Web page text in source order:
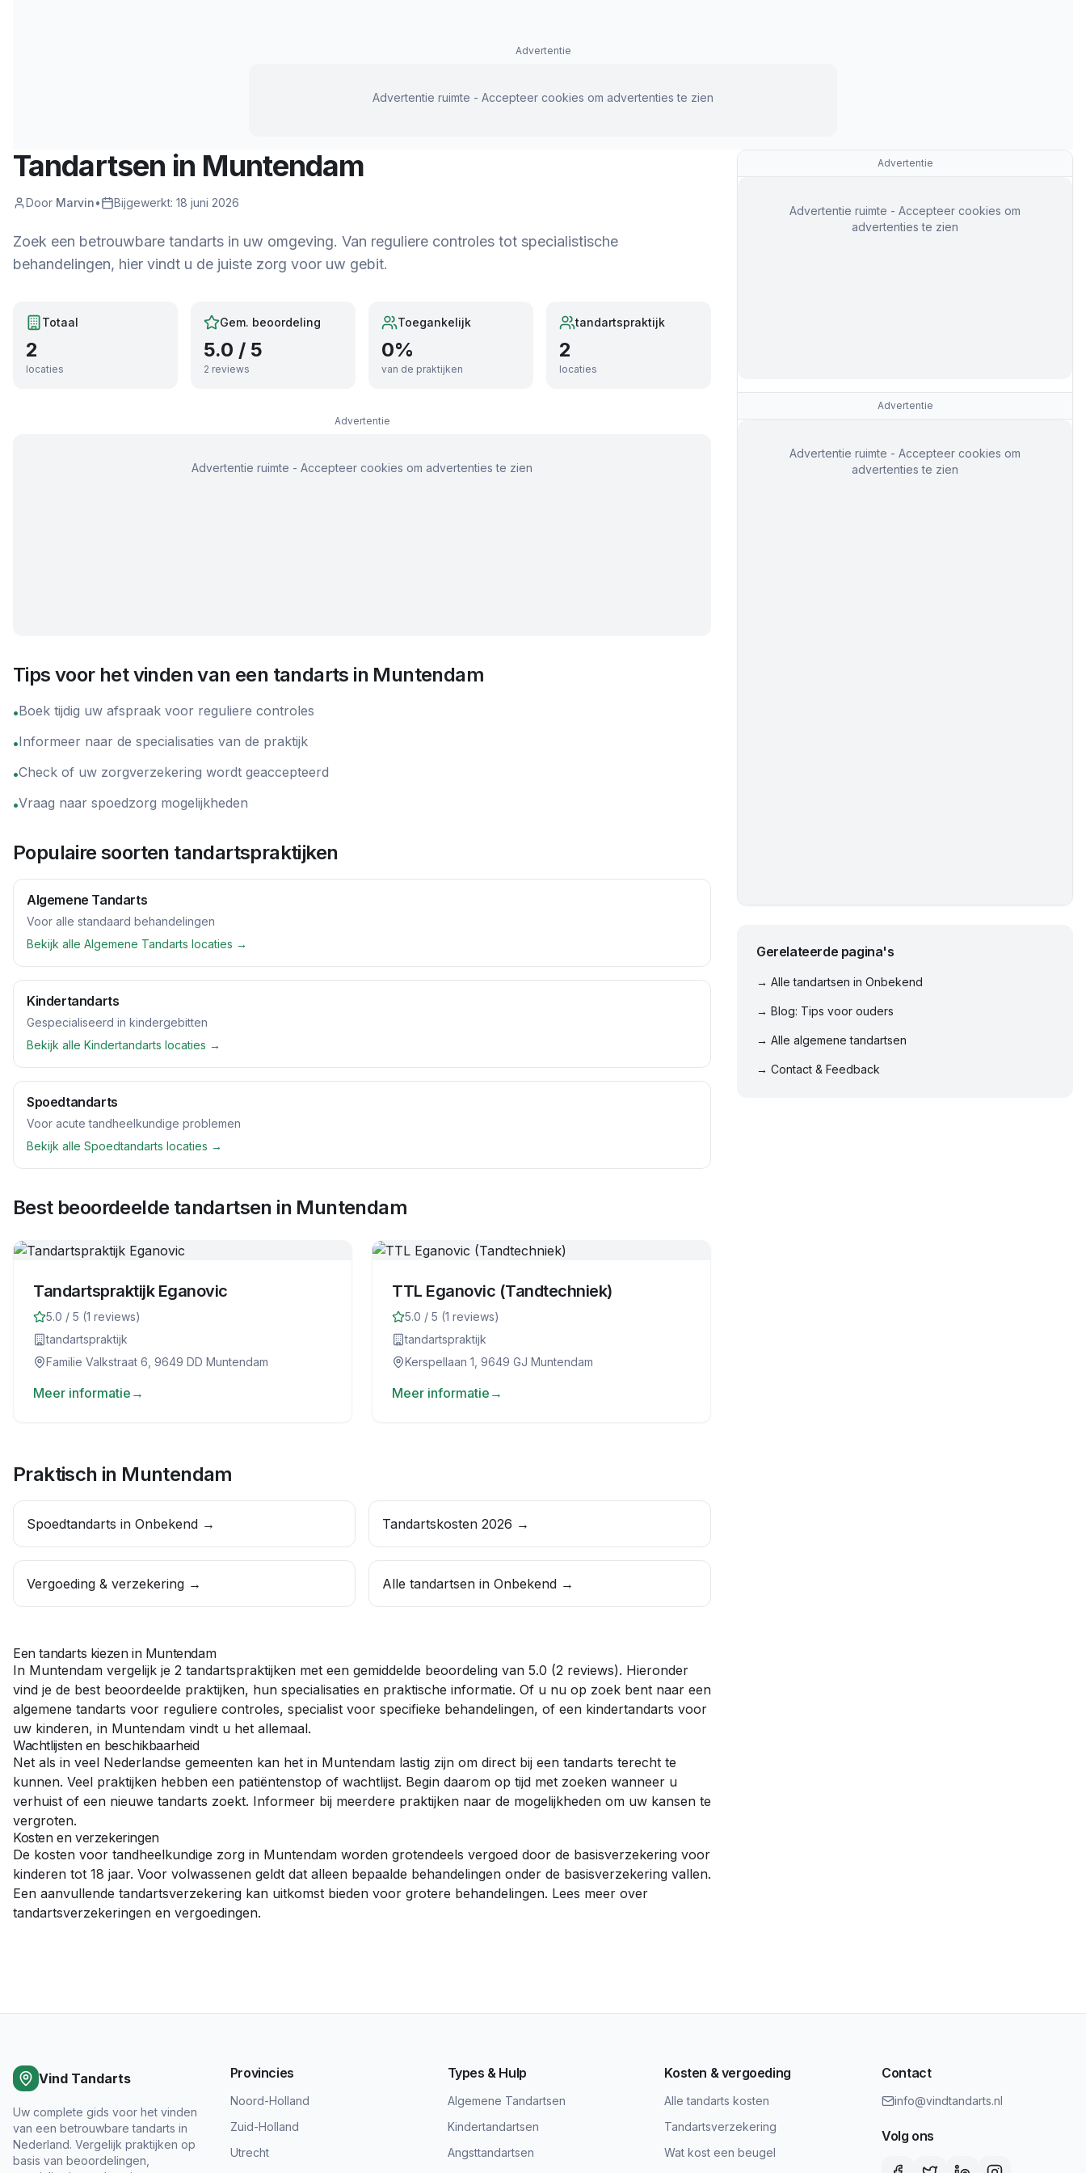
Advertentie
Advertentie ruimte - Accepteer cookies om advertenties te zien
Tandartsen in Muntendam
Door Marvin• Bijgewerkt: 18 juni 2026
Zoek een betrouwbare tandarts in uw omgeving. Van reguliere controles tot specialistische
behandelingen, hier vindt u de juiste zorg voor uw gebit.
Totaal
2
locaties
Gem. beoordeling
5.0 / 5
2 reviews
Toegankelijk
0%
van de praktijken
tandartspraktijk
2
locaties
Advertentie
Advertentie ruimte - Accepteer cookies om advertenties te zien
Tips voor het vinden van een tandarts in Muntendam
•Boek tijdig uw afspraak voor reguliere controles
•Informeer naar de specialisaties van de praktijk
•Check of uw zorgverzekering wordt geaccepteerd
•Vraag naar spoedzorg mogelijkheden
Populaire soorten tandartspraktijken
Algemene Tandarts
Voor alle standaard behandelingen
Bekijk alle Algemene Tandarts locaties →
Kindertandarts
Gespecialiseerd in kindergebitten
Bekijk alle Kindertandarts locaties →
Spoedtandarts
Voor acute tandheelkundige problemen
Bekijk alle Spoedtandarts locaties →
Best beoordeelde tandartsen in Muntendam
Tandartspraktijk Eganovic
5.0 / 5 (1 reviews)
tandartspraktijk
Familie Valkstraat 6, 9649 DD Muntendam
Meer informatie →
TTL Eganovic (Tandtechniek)
5.0 / 5 (1 reviews)
tandartspraktijk
Kerspellaan 1, 9649 GJ Muntendam
Meer informatie →
Praktisch in Muntendam
Spoedtandarts in Onbekend → Tandartskosten 2026 →
Vergoeding & verzekering → Alle tandartsen in Onbekend →
Een tandarts kiezen in Muntendam
In Muntendam vergelijk je 2 tandartspraktijken met een gemiddelde beoordeling van 5.0 (2 reviews). Hieronder
vind je de best beoordeelde praktijken, hun specialisaties en praktische informatie. Of u nu op zoek bent naar een
algemene tandarts voor reguliere controles, specialist voor specifieke behandelingen, of een kindertandarts voor
uw kinderen, in Muntendam vindt u het allemaal.
Wachtlijsten en beschikbaarheid
Net als in veel Nederlandse gemeenten kan het in Muntendam lastig zijn om direct bij een tandarts terecht te
kunnen. Veel praktijken hebben een patiëntenstop of wachtlijst. Begin daarom op tijd met zoeken wanneer u
verhuist of een nieuwe tandarts zoekt. Informeer bij meerdere praktijken naar de mogelijkheden om uw kansen te
vergroten.
Kosten en verzekeringen
De kosten voor tandheelkundige zorg in Muntendam worden grotendeels vergoed door de basisverzekering voor
kinderen tot 18 jaar. Voor volwassenen geldt dat alleen bepaalde behandelingen onder de basisverzekering vallen.
Een aanvullende tandartsverzekering kan uitkomst bieden voor grotere behandelingen. Lees meer over
tandartsverzekeringen en vergoedingen.
Advertentie
Advertentie ruimte - Accepteer cookies om
advertenties te zien
Advertentie
Advertentie ruimte - Accepteer cookies om
advertenties te zien
Gerelateerde pagina's
→ Alle tandartsen in Onbekend
→ Blog: Tips voor ouders
→ Alle algemene tandartsen
→ Contact & Feedback
Vind Tandarts
Uw complete gids voor het vinden
van een betrouwbare tandarts in
Nederland. Vergelijk praktijken op
basis van beoordelingen,
Provincies
Noord-Holland
Zuid-Holland
Utrecht
Types & Hulp
Algemene Tandartsen
Kindertandartsen
Angsttandartsen
Kosten & vergoeding
Alle tandarts kosten
Tandartsverzekering
Wat kost een beugel
Contact
info@vindtandarts.nl
Volg ons